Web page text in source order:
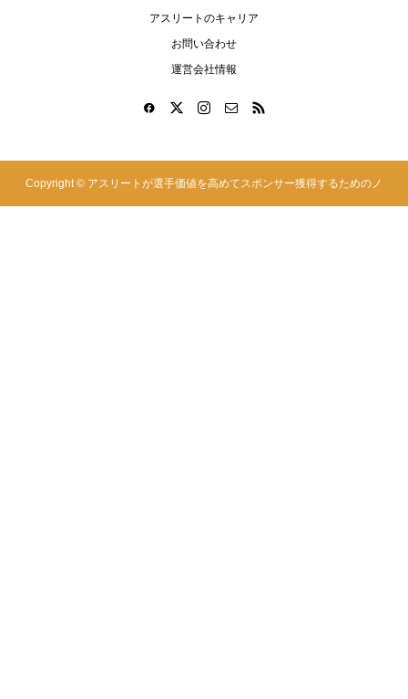
アスリートのキャリア
お問い合わせ
運営会社情報
Copyright © アスリートが選手価値を高めてスポンサー獲得するためのノ